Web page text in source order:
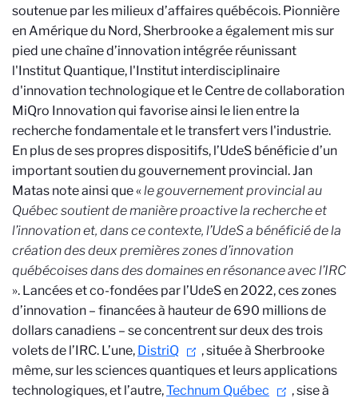
soutenue par les milieux d’affaires québécois. Pionnière
en Amérique du Nord, Sherbrooke a également mis sur
pied une chaîne d’innovation intégrée réunissant
l'Institut Quantique, l'Institut interdisciplinaire
d'innovation technologique et le Centre de collaboration
MiQro Innovation qui favorise ainsi le lien entre la
recherche fondamentale et le transfert vers l'industrie.
En plus de ses propres dispositifs, l’UdeS bénéficie d’un
important soutien du gouvernement provincial. Jan
Matas note ainsi que «le gouvernement provincial au
Québec soutient de manière proactive la recherche et
l’innovation et, dans ce contexte, l’UdeS a bénéficié de la
création des deux premières zones d’innovation
québécoises dans des domaines en résonance avec l’IRC
». Lancées et co-fondées par l’UdeS en 2022, ces zones
d’innovation – financées à hauteur de 690 millions de
dollars canadiens – se concentrent sur deux des trois
volets de l’IRC. L’une, DistriQ
, située à Sherbrooke
même, sur les sciences quantiques et leurs applications
technologiques, et l’autre,Technum Québec
, sise à